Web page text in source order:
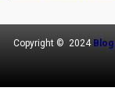
Copyright © 2024